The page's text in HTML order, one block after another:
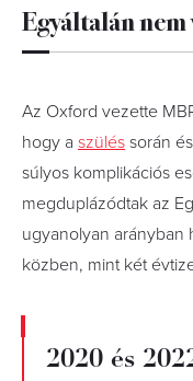
Egyáltalán nem
Az Oxford vezette
hogy a szülés során
súlyos komplikációs
megduplázódtak az
ugyanolyan arányban
közben, mint két
2020 és